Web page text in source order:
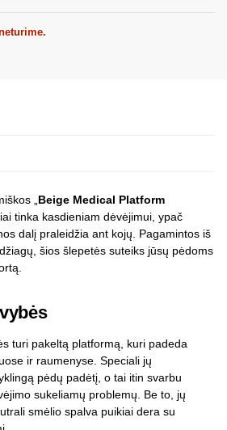
„ Beige Medical Platform
tinka kasdieniam dėvėjimui, ypač
dalį praleidžia ant kojų. Pagamintos iš
šios šlepetės suteiks jūsų pėdoms
turi pakeltą platformą, kuri padeda
ir raumenyse. Speciali jų
pėdų padėtį, o tai itin svarbu
sukeliamų problemų. Be to, jų
smėlio spalva puikiai dera su